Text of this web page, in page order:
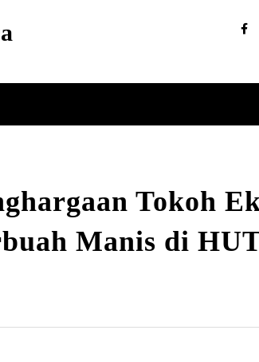
Tokoh
Manis di